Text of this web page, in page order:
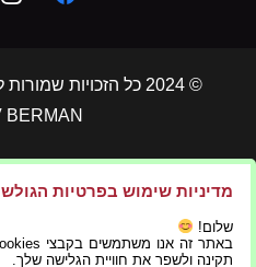
BERMAN
בניית אתרים
מדיניות שימוש בפרטיות הגולש
שלום!
תקינה ולשפר את חוויית הגלישה שלך.